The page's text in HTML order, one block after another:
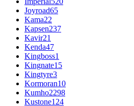
Joyroad65
Kama22
Kapsen237
Kavir21
Kenda47
Kingboss1
Kingnate15
Kingtyre3
Kormoran10
Kumho2298
Kustone124